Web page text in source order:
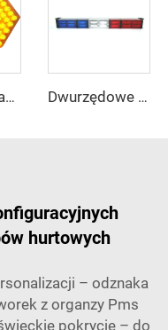
Tablica wskaźnika LED ze strzałką kierunkową Dwurzędowe proste LED światło sygnału kierunkowego
hurtowych
– odznaka
z organzy Pms
pokrycie – do